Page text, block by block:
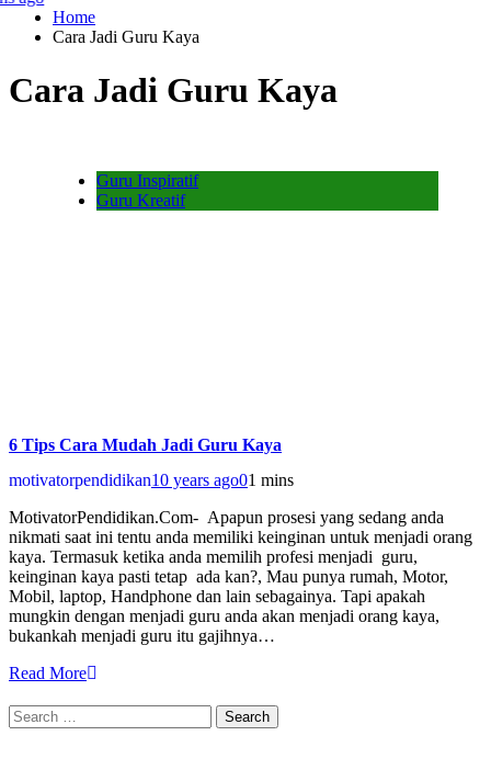
Home
Cara Jadi Guru Kaya
Cara Jadi Guru Kaya
Guru Inspiratif
Guru Kreatif
6 Tips Cara Mudah Jadi Guru Kaya
motivatorpendidikan10 years ago01 mins
MotivatorPendidikan.Com- Apapun prosesi yang sedang anda
nikmati saat ini tentu anda memiliki keinginan untuk menjadi orang
kaya. Termasuk ketika anda memilih profesi menjadi guru,
keinginan kaya pasti tetap ada kan?, Mau punya rumah, Motor,
Mobil, laptop, Handphone dan lain sebagainya. Tapi apakah
mungkin dengan menjadi guru anda akan menjadi orang kaya,
bukankah menjadi guru itu gajihnya…
Read More
Search
for: